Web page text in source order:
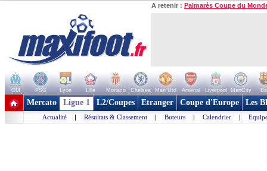
A retenir : Palmarès Coupe du
OM PSG Lyon Lille Monaco Chelsea Man Utd Arsenal Liverpool ManCity
+ de clubs
Mercato Ligue 1 L2/Coupes Etranger Coupe d'Europe Les
Actualité | Résultats & Classement | Buteurs | Calendrier |